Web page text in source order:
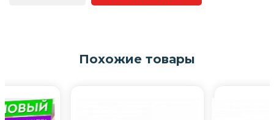
Похожие товары